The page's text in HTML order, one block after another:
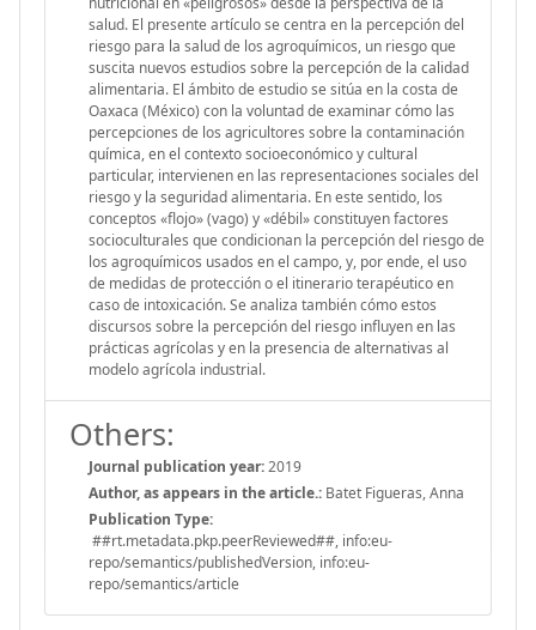
salud. El presente artículo se centra en la percepción del
riesgo para la salud de los agroquímicos, un riesgo que
suscita nuevos estudios sobre la percepción de la calidad
alimentaria. El ámbito de estudio se sitúa en la costa de
Oaxaca (México) con la voluntad de examinar cómo las
percepciones de los agricultores sobre la contaminación
química, en el contexto socioeconómico y cultural
particular, intervienen en las representaciones sociales del
riesgo y la seguridad alimentaria. En este sentido, los
conceptos «flojo» (vago) y «débil» constituyen factores
socioculturales que condicionan la percepción del riesgo de
los agroquímicos usados en el campo, y, por ende, el uso
de medidas de protección o el itinerario terapéutico en
caso de intoxicación. Se analiza también cómo estos
discursos sobre la percepción del riesgo influyen en las
prácticas agrícolas y en la presencia de alternativas al
modelo agrícola industrial.
Others:
Journal publication year:2019
Author, as appears in the article.: Batet Figueras, Anna
Publication Type:
##rt.metadata.pkp.peerReviewed##, info:eu-
repo/semantics/publishedVersion, info:eu-
repo/semantics/article